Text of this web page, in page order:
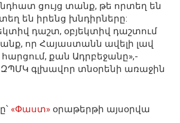
ցույց տանք, թե որտեղ են
են իրենց խնդիրները:
դաշտ, օբյեկտիվ դաշտում
որ Հայաստանն ավելի լավ
հարցում, քան Ադրբեջանը»,-
գլխավոր տնօրենի առաջին
«Փաստ» օրաթերթի այսօրվա